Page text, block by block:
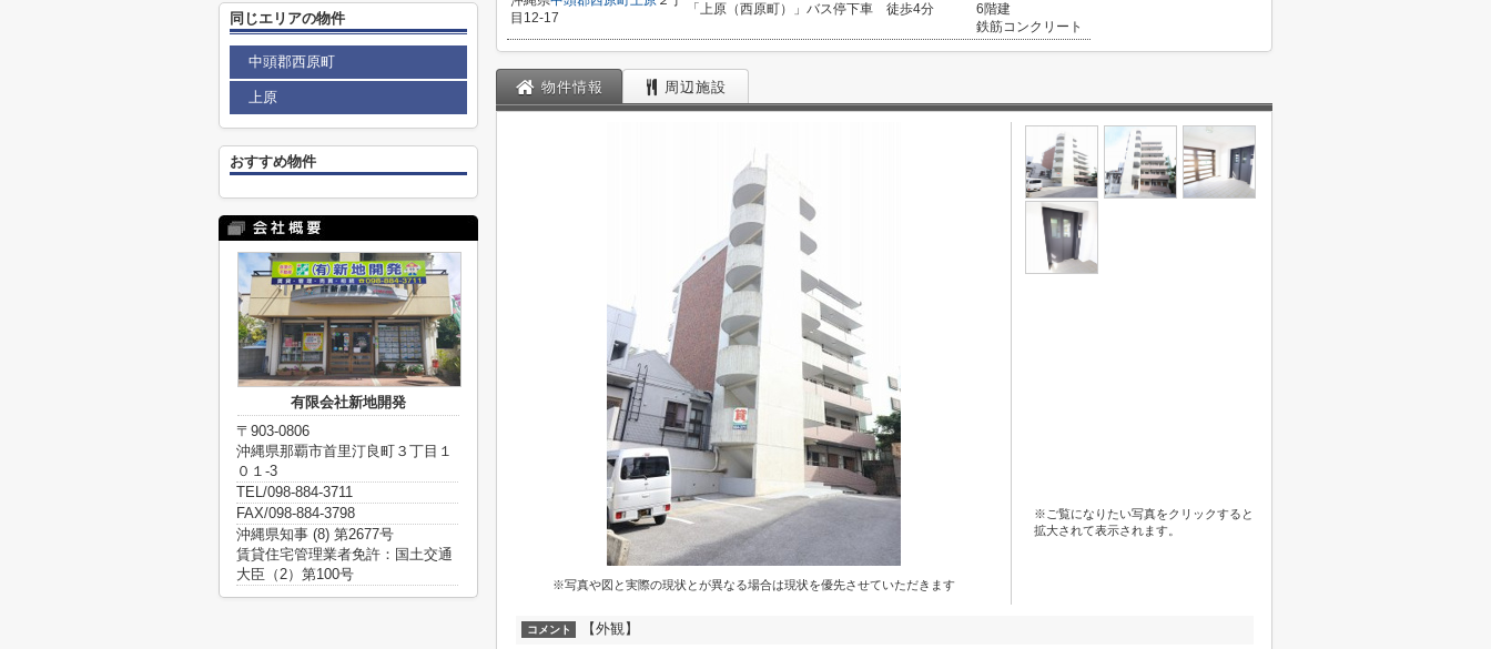
目12-17
「上原（西原町）」バス停下車 徒歩4分
6階建
鉄筋コンクリート
物件情報 周辺施設
※写真や図と実際の現状とが異なる場合は現状を優先させていただきます
※ご覧になりたい写真をクリックすると
拡大されて表示されます。
コメント 【外観】
同じエリアの物件
中頭郡西原町
上原
おすすめ物件
有限会社新地開発
〒903-0806
沖縄県那覇市首里汀良町３丁目１
０１-3
TEL/098-884-3711
FAX/098-884-3798
沖縄県知事 (8) 第2677号
賃貸住宅管理業者免許：国土交通
大臣（2）第100号